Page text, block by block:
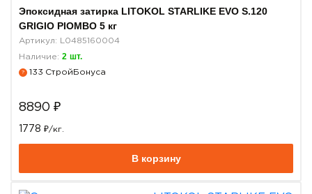
Эпоксидная затирка LITOKOL STARLIKE EVO S.120
GRIGIO PIOMBO 5 кг
Артикул: L0485160004
Наличие: 2 шт.
? 133 СтройБонуса
8890 ₽
1778 ₽/кг.
В корзину